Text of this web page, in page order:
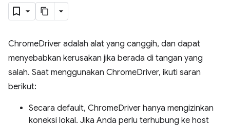
ChromeDriver adalah alat yang canggih, dan dapat
menyebabkan kerusakan jika berada di tangan yang
salah. Saat menggunakan ChromeDriver, ikuti saran
berikut:
Secara default, ChromeDriver hanya mengizinkan
koneksi lokal. Jika Anda perlu terhubung ke host